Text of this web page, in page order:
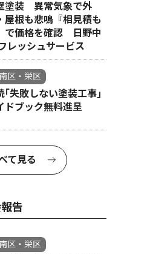
塗装 異常気象で外
屋根も悲鳴『相見積も
で価格を確認 日野中
レッシュサービス
区・栄区
｢失敗しない塗装工事｣
ドブック無料進呈
て見る
告
区・栄区